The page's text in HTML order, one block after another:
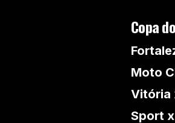
Copa
Moto
Vitória
Sport x